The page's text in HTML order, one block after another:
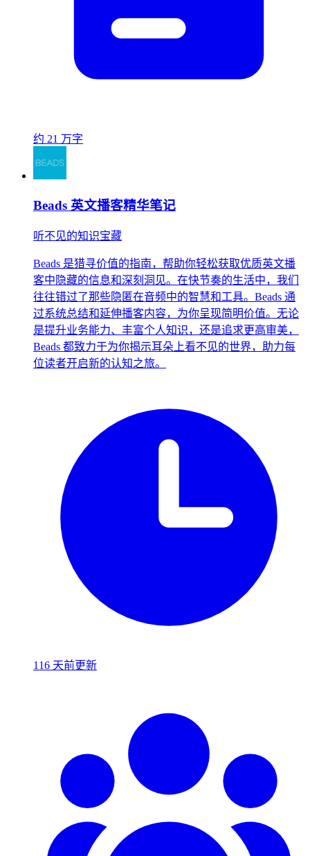
约 21 万字
Beads 英文播客精华笔记
听不见的知识宝藏
Beads 是猎寻价值的指南，帮助你轻松获取优质英文播
客中隐藏的信息和深刻洞见。在快节奏的生活中，我们
往往错过了那些隐匿在音频中的智慧和工具。Beads 通
过系统总结和延伸播客内容，为你呈现简明价值。无论
是提升业务能力、丰富个人知识，还是追求更高审美，
Beads 都致力于为你揭示耳朵上看不见的世界，助力每
位读者开启新的认知之旅。
116 天前更新